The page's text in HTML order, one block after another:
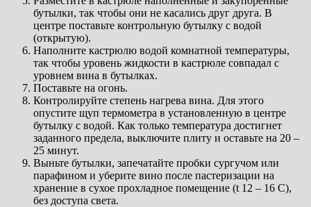
бутылки, так чтобы они не касались друг друга. В
центре поставьте контрольную бутылку с водой
(открытую).
Наполните кастрюлю водой комнатной температуры,
так чтобы уровень жидкости в кастрюле совпадал с
уровнем вина в бутылках.
Поставьте на огонь.
Контролируйте степень нагрева вина. Для этого
опустите щуп термометра в установленную в центре
бутылку с водой. Как только температура достигнет
заданного предела, выключите плиту и оставьте на 20 –
25 минут.
Выньте бутылки, запечатайте пробки сургучом или
парафином и уберите вино после пастеризации на
хранение в сухое прохладное помещение (t 12 – 16 C),
без доступа света.